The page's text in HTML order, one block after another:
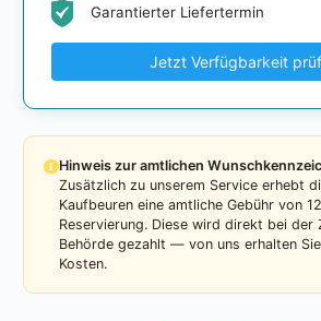
Garantierter Liefertermin
Jetzt Verfügbarkeit
Hinweis zur amtlichen
Zusätzlich zu unserem Service erhebt
Kaufbeuren eine amtliche Gebühr von
Reservierung. Diese wird direkt bei der
Behörde gezahlt — von uns erhalten
Kosten.